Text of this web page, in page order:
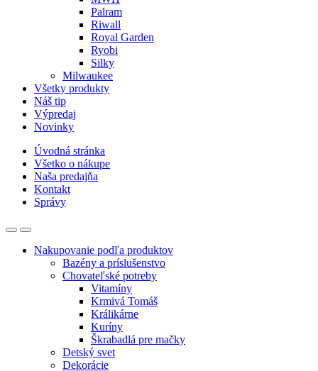
Palram
Riwall
Royal Garden
Ryobi
Silky
Milwaukee
Všetky produkty
Náš tip
Výpredaj
Novinky
Úvodná stránka
Všetko o nákupe
Naša predajňa
Kontakt
Správy
Nakupovanie podľa produktov
Bazény a príslušenstvo
Chovateľské potreby
Vitamíny
Krmivá Tomáš
Králikárne
Kuríny
Škrabadlá pre mačky
Detský svet
Dekorácie